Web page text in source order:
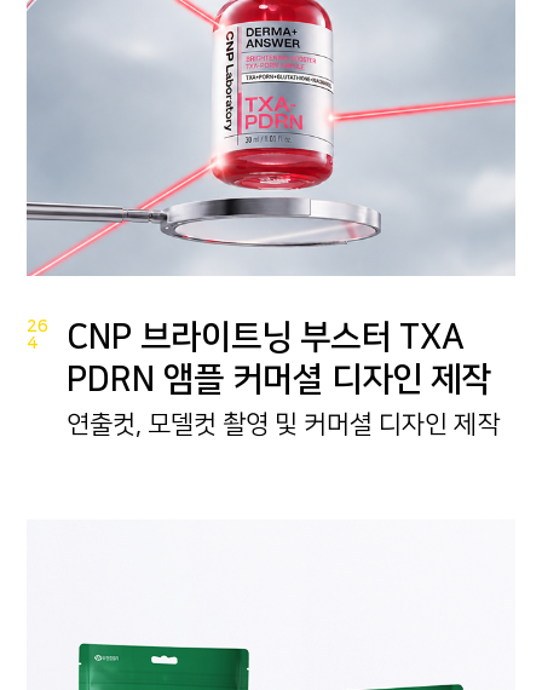
26
4
CNP 브라이트닝 부스터 TXA
PDRN 앰플 커머셜 디자인 제작
연출컷, 모델컷 촬영 및 커머셜 디자인 제작